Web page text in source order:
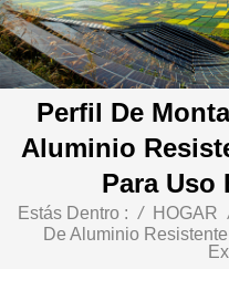
Perfil De
Aluminio
Para Uso
Estás Dentro : / HOGAR
De Aluminio